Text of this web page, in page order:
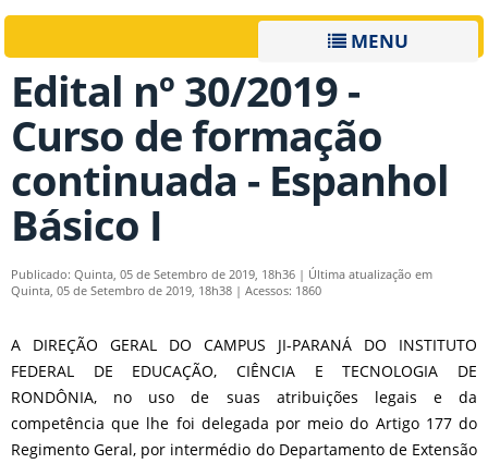
MENU
Edital nº 30/2019 -
Curso de formação
continuada - Espanhol
Básico I
Publicado: Quinta, 05 de Setembro de 2019, 18h36 | Última atualização em
Quinta, 05 de Setembro de 2019, 18h38 | Acessos: 1860
A DIREÇÃO GERAL DO CAMPUS JI-PARANÁ DO INSTITUTO
FEDERAL DE EDUCAÇÃO, CIÊNCIA E TECNOLOGIA DE
RONDÔNIA, no uso de suas atribuições legais e da
competência que lhe foi delegada por meio do Artigo 177 do
Regimento Geral, por intermédio do Departamento de Extensão